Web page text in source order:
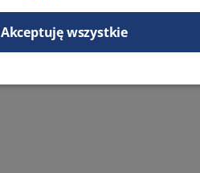
Akceptuję wszystkie